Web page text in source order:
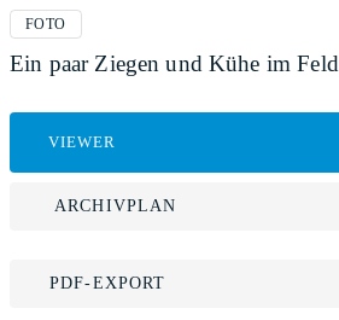
FOTO
Ein paar Ziegen und Kühe im Feld
VIEWER
ARCHIVPLAN
PDF-EXPORT